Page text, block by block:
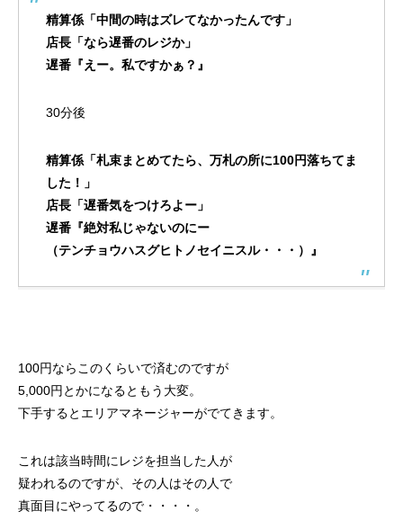
精算係「中間の時はズレてなかったんです」
店長「なら遅番のレジか」
遅番『えー。私ですかぁ？』
30分後
精算係「札束まとめてたら、万札の所に100円落ちてま
した！」
店長「遅番気をつけろよー」
遅番『絶対私じゃないのにー
（テンチョウハスグヒトノセイニスル・・・）』
100円ならこのくらいで済むのですが
5,000円とかになるともう大変。
下手するとエリアマネージャーがでてきます。
これは該当時間にレジを担当した人が
疑われるのですが、その人はその人で
真面目にやってるので・・・・。